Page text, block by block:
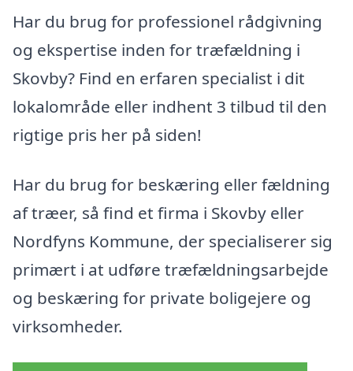
Har du brug for professionel rådgivning
og ekspertise inden for træfældning i
Skovby? Find en erfaren specialist i dit
lokalområde eller indhent 3 tilbud til den
rigtige pris her på siden!
Har du brug for beskæring eller fældning
af træer, så find et firma i Skovby eller
Nordfyns Kommune, der specialiserer sig
primært i at udføre træfældningsarbejde
og beskæring for private boligejere og
virksomheder.